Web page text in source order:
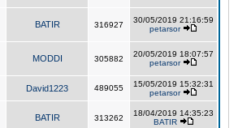
BATIR 316927
30/05/2019 21:16:59
petarsor
MODDI 305882
20/05/2019 18:07:57
petarsor
David1223 489055
15/05/2019 15:32:31
petarsor
BATIR 313262
18/04/2019 14:35:23
BATIR